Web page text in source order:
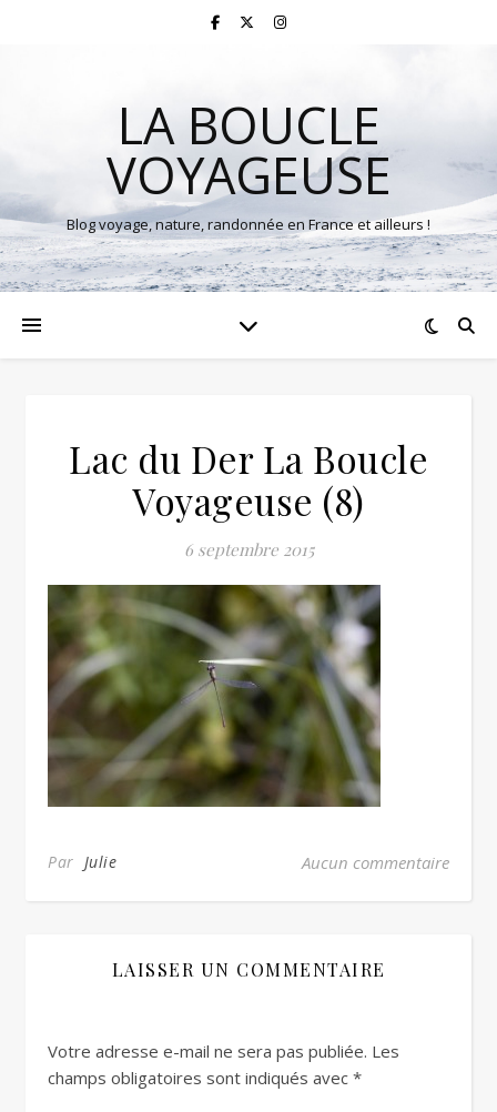
LA BOUCLE
VOYAGEUSE
Blog voyage, nature, randonnée en France et ailleurs !
Lac du Der La Boucle
Voyageuse (8)
6 septembre 2015
Par Julie Aucun commentaire
LAISSER UN COMMENTAIRE
Votre adresse e-mail ne sera pas publiée. Les
champs obligatoires sont indiqués avec *